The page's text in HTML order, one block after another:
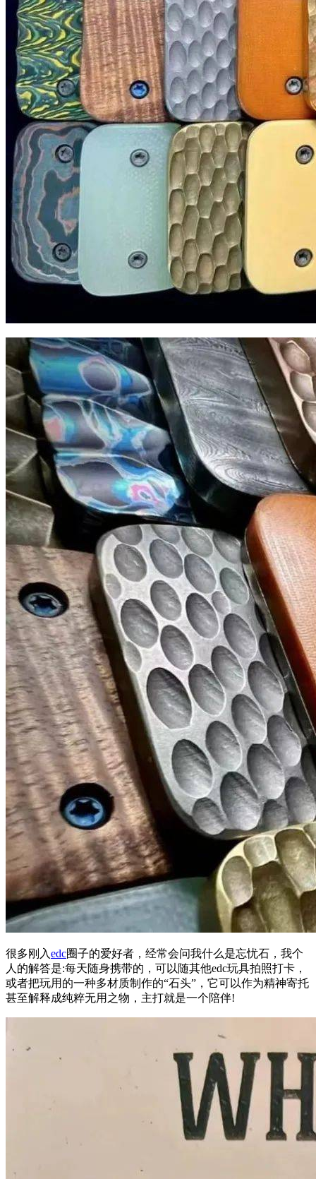
很多刚入edc圈子的爱好者，经常会问我什么是忘忧石，我个
人的解答是:每天随身携带的，可以随其他edc玩具拍照打卡，
或者把玩用的一种多材质制作的“石头”，它可以作为精神寄托
甚至解释成纯粹无用之物，主打就是一个陪伴!